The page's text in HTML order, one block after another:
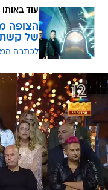
עוד באותו
של קשת
לכתבה